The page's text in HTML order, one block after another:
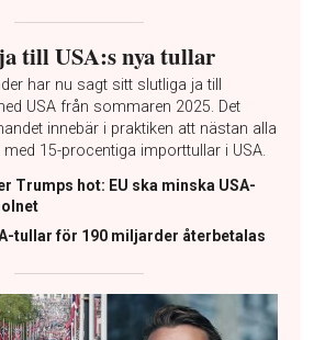
till USA:s nya tullar
har nu sagt sitt slutliga ja till
USA från sommaren 2025. Det
innebär i praktiken att nästan alla
med 15-procentiga importtullar i USA.
Trumps hot: EU ska minska USA-
tullar för 190 miljarder återbetalas